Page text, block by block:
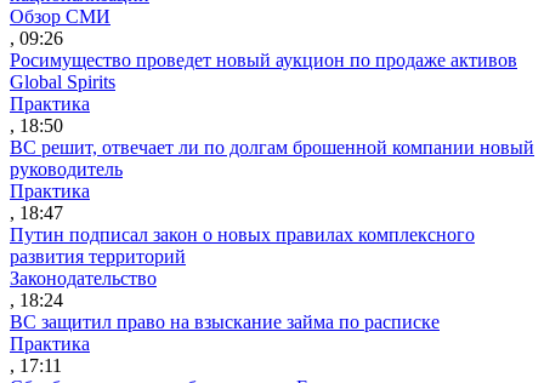
Обзор СМИ
, 09:26
Росимущество проведет новый аукцион по продаже активов
Global Spirits
Практика
, 18:50
ВС решит, отвечает ли по долгам брошенной компании новый
руководитель
Практика
, 18:47
Путин подписал закон о новых правилах комплексного
развития территорий
Законодательство
, 18:24
ВС защитил право на взыскание займа по расписке
Практика
, 17:11